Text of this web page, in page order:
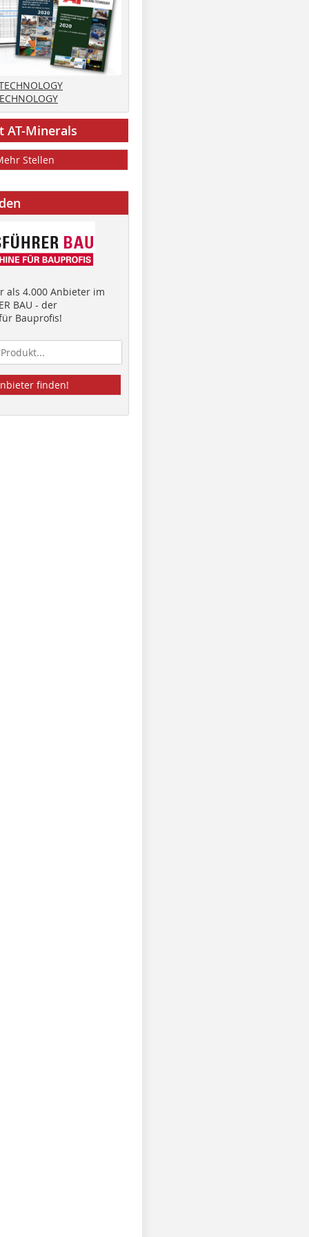
AT-Minerals
Stellen
als 4.000 Anbieter im
BAU - der
Bauprofis!
finden!